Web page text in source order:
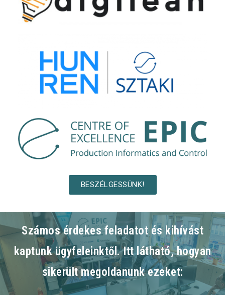
BESZÉLGESSÜNK!
Számos érdekes feladatot és kihívást
kaptunk ügyfeleinktől. Itt látható, hogyan
sikerült megoldanunk ezeket: